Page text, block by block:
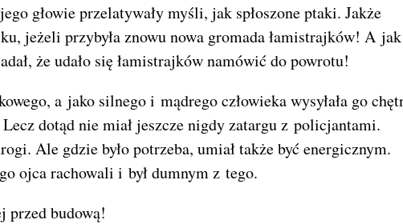
głowie przelatywały myśli, jak spłoszone ptaki. Jakże
jeżeli przybyła znowu nowa gromada łamistrajków! A jak
że udało się łamistrajków namówić do powrotu!
a jako silnego i mądrego człowieka wysyłała go
dotąd nie miał jeszcze nigdy zatargu z policjantami.
Ale gdzie było potrzeba, umiał także być energicznym.
ojca rachowali i był dumnym z tego.
przed budową!